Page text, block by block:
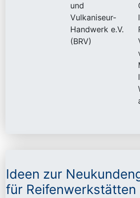
und
Vulkaniseur-
Handwerk e.V.
(BRV)
Ideen zur
für Reifenwerkstätten